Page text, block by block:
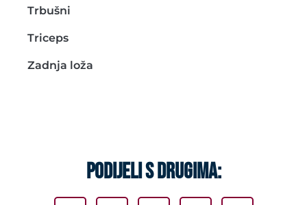
Trbušni
Triceps
Zadnja loža
PODIJELI S DRUGIMA: